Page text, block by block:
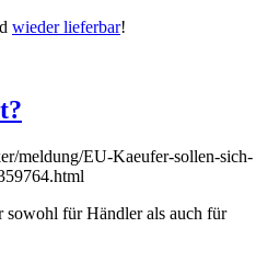
wieder lieferbar!
meldung/EU-Kaeufer-sollen-sich-
sowohl für Händler als auch für